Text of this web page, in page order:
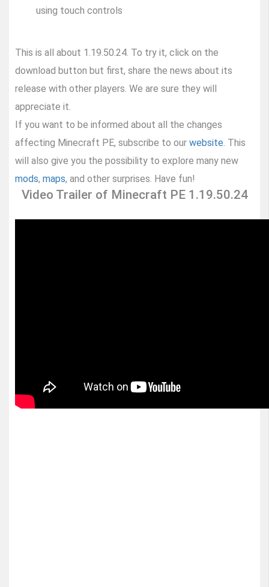
using touch controls
This is all about 1.19.50.24. To try it, click on the
download button but first, share the news about its
release with other players. We are sure they will
appreciate it.
If you want to be informed about all the changes
affecting Minecraft PE, subscribe to our website. This
will also give you the possibility to explore many new
mods, maps, and other surprises. Have fun!
Video Trailer of Minecraft PE 1.19.50.24